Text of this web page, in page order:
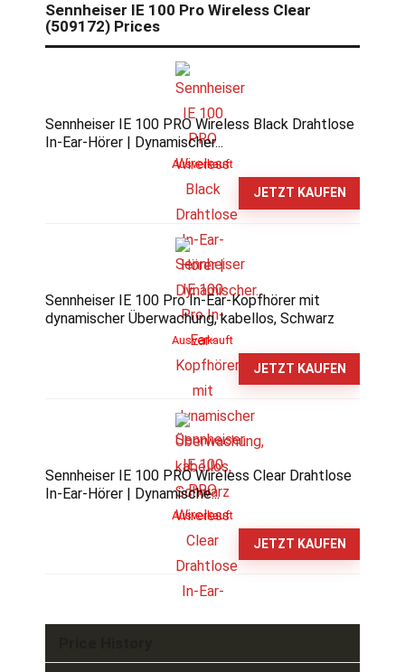
Sennheiser IE 100 Pro Wireless Clear
(509172) Prices
Sennheiser IE 100 PRO Wireless Black Drahtlose
In-Ear-Hörer | Dynamischer...
Ausverkauft
JETZT KAUFEN
Sennheiser IE 100 Pro In-Ear-Kopfhörer mit
dynamischer Überwachung, kabellos, Schwarz
Ausverkauft
JETZT KAUFEN
Sennheiser IE 100 PRO Wireless Clear Drahtlose
In-Ear-Hörer | Dynamische...
Ausverkauft
JETZT KAUFEN